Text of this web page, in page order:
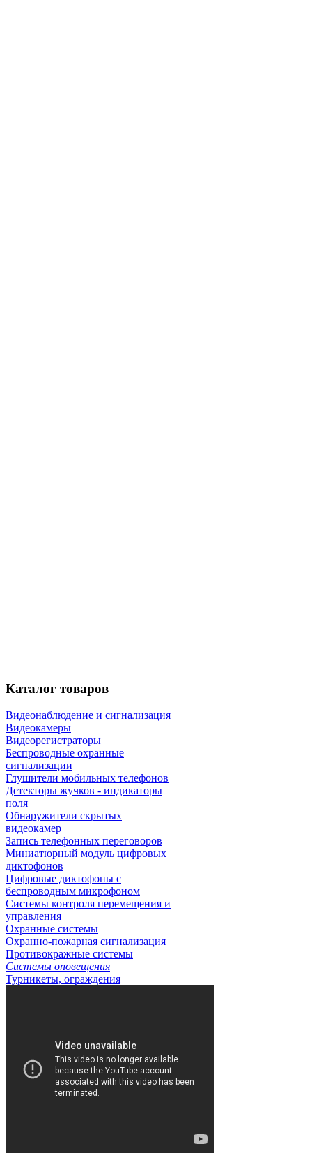
Каталог товаров
Видеонаблюдение и сигнализация
Видеокамеры
Видеорегистраторы
Беспроводные охранные
сигнализации
Глушители мобильных телефонов
Детекторы жучков - индикаторы
поля
Обнаружители скрытых
видеокамер
Запись телефонных переговоров
Миниатюрный модуль цифровых
диктофонов
Цифровые диктофоны с
беспроводным микрофоном
Системы контроля перемещения и
управления
Охранные системы
Охранно-пожарная сигнализация
Противокражные системы
Системы оповещения
Турникеты, ограждения